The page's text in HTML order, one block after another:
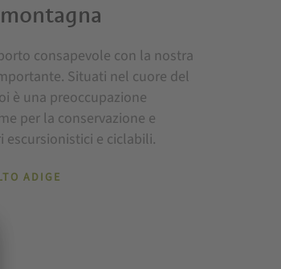
consapevole con la nostra
Situati nel cuore del
è una preoccupazione
per la conservazione e
escursionistici e ciclabili.
ADIGE